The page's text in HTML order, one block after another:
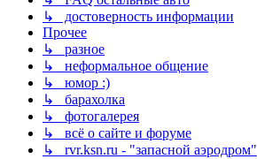
↳ достоверность информации
Прочее
↳ разное
↳ неформальное общение
↳ юмор :)
↳ барахолка
↳ фотогалерея
↳ всё о сайте и форуме
↳ rvr.ksn.ru - "запасной аэродром"